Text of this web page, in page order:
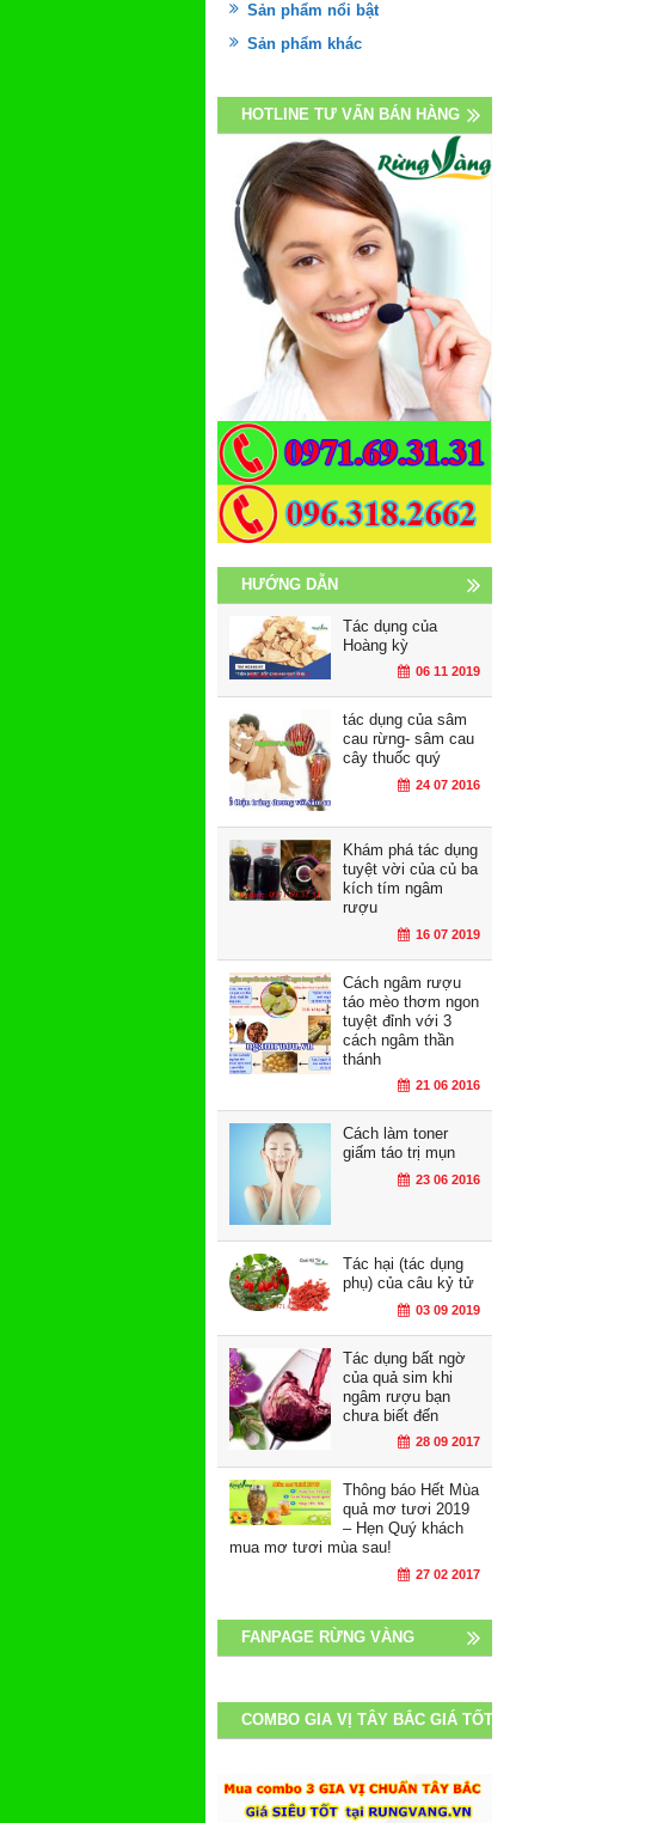
Sản phẩm nổi bật
Sản phẩm khác
HOTLINE TƯ VẤN BÁN HÀNG
HƯỚNG DẪN
Tác dụng của
Hoàng kỳ
06 11 2019
tác dụng của sâm
cau rừng- sâm cau
cây thuốc quý
24 07 2016
Khám phá tác dụng
tuyệt vời của củ ba
kích tím ngâm
rượu
16 07 2019
Cách ngâm rượu
táo mèo thơm ngon
tuyệt đỉnh với 3
cách ngâm thần
thánh
21 06 2016
Cách làm toner
giấm táo trị mụn
23 06 2016
Tác hại (tác dụng
phụ) của câu kỷ tử
03 09 2019
Tác dụng bất ngờ
của quả sim khi
ngâm rượu bạn
chưa biết đến
28 09 2017
Thông báo Hết Mùa
quả mơ tươi 2019
– Hẹn Quý khách
mua mơ tươi mùa sau!
27 02 2017
FANPAGE RỪNG VÀNG
COMBO GIA VỊ TÂY BẮC GIÁ TỐT